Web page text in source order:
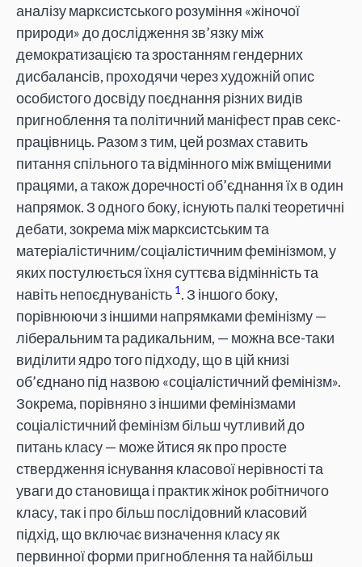
аналізу марксистського розуміння «жіночої
природи» до дослідження зв’язку між
демократизацією та зростанням гендерних
дисбалансів, проходячи через художній опис
особистого досвіду поєднання різних видів
пригноблення та політичний маніфест прав секс-
працівниць. Разом з тим, цей розмах ставить
питання спільного та відмінного між вміщеними
працями, а також доречності об’єднання їх в один
напрямок. З одного боку, існують палкі теоретичні
дебати, зокрема між марксистським та
матеріалістичним/соціалістичним фемінізмом, у
яких постулюється їхня суттєва відмінність та
навіть непоєднуваність 1 . З іншого боку,
порівнюючи з іншими напрямками фемінізму —
ліберальним та радикальним, — можна все-таки
виділити ядро того підходу, що в цій книзі
об’єднано під назвою «соціалістичний фемінізм».
Зокрема, порівняно з іншими фемінізмами
соціалістичний фемінізм більш чутливий до
питань класу — може йтися як про просте
ствердження існування класової нерівності та
уваги до становища і практик жінок робітничого
класу, так і про більш послідовний класовий
підхід, що включає визначення класу як
первинної форми пригноблення та найбільш